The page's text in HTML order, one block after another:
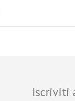
Iscriviti